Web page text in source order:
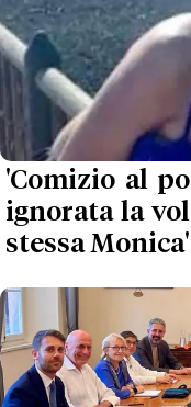
'Comizio al
ignorata la
stessa Monica'